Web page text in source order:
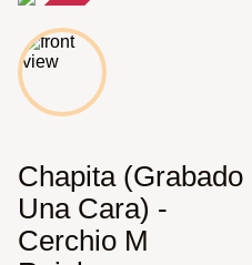
-50 %
Chapita (Grabado
Una Cara) -
Cerchio M